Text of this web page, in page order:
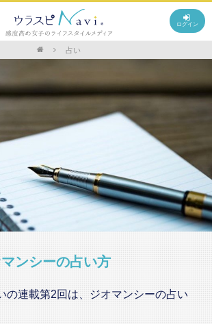
ログイン
占い
ンシーの占い方
の連載第2回は、ジオマンシーの占い